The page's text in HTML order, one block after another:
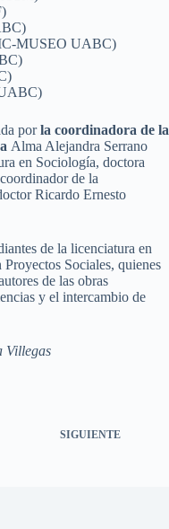
MUSEO UABC)
porla coordinadora de la
Alma Alejandra Serrano
en Sociología, doctora
de la
Ricardo Ernesto
de la licenciatura en
Sociales, quienes
de las obras
y el intercambio de
Villegas
SIGUIENTE